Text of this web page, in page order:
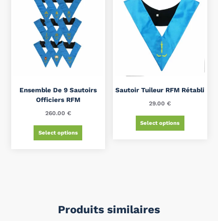
Ensemble De 9 Sautoirs
Officiers RFM
260.00 €
Select options
Sautoir Tuileur RFM Rétabli
29.00€
Select options
Produits similaires